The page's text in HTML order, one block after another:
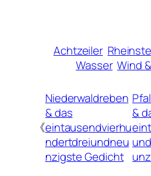
Achtzeiler
Wasser Wind
《
Niederwaldreben
& das
eintausendvierhu
ndertdreiundneu
nzigste Gedicht
&